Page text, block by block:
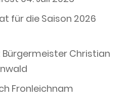
für die Saison 2026
Christian
Fronleichnam